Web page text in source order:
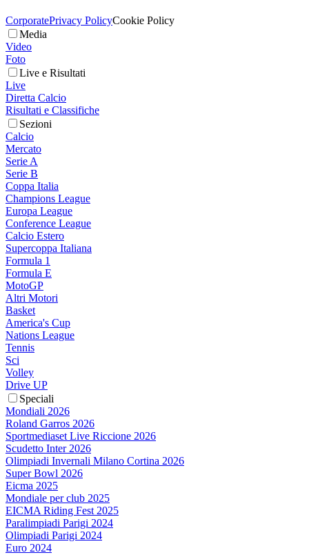
CorporatePrivacy PolicyCookie Policy
Media
Video
Foto
Live e Risultati
Live
Diretta Calcio
Risultati e Classifiche
Sezioni
Calcio
Mercato
Serie A
Serie B
Coppa Italia
Champions League
Europa League
Conference League
Calcio Estero
Supercoppa Italiana
Formula 1
Formula E
MotoGP
Altri Motori
Basket
America's Cup
Nations League
Tennis
Sci
Volley
Drive UP
Speciali
Mondiali 2026
Roland Garros 2026
Sportmediaset Live Riccione 2026
Scudetto Inter 2026
Olimpiadi Invernali Milano Cortina 2026
Super Bowl 2026
Eicma 2025
Mondiale per club 2025
EICMA Riding Fest 2025
Paralimpiadi Parigi 2024
Olimpiadi Parigi 2024
Euro 2024